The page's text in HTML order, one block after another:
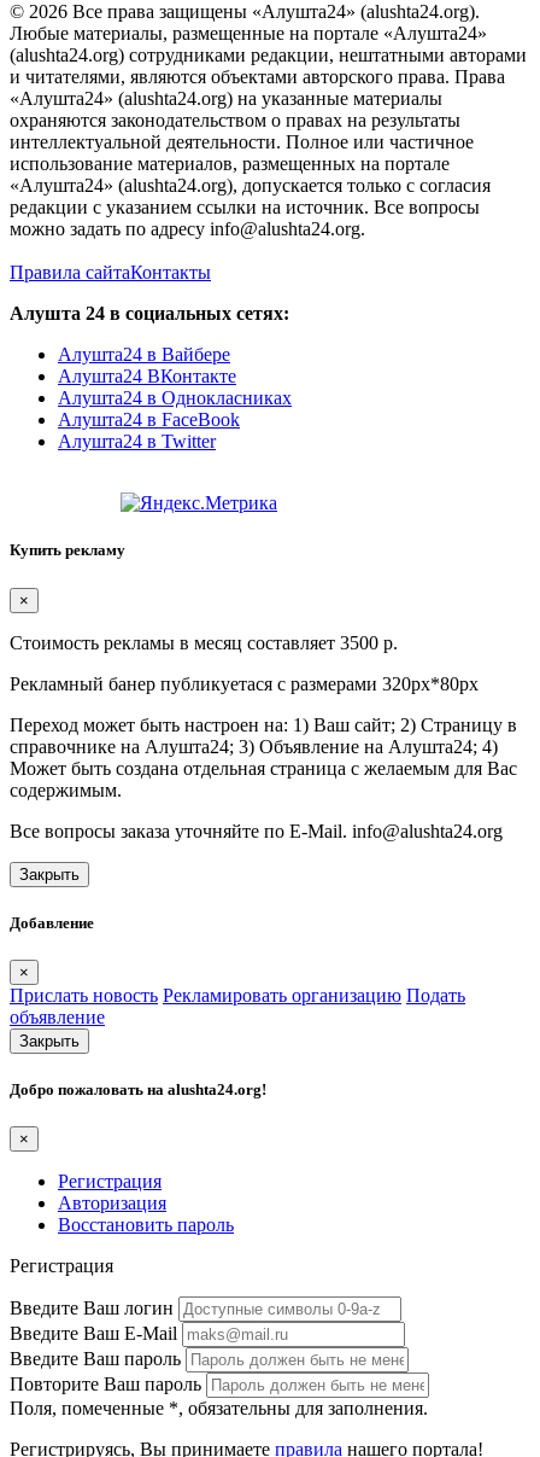
© 2026 Все права защищены «Алушта24» (alushta24.org).
Любые материалы, размещенные на портале «Алушта24»
(alushta24.org) сотрудниками редакции, нештатными авторами
и читателями, являются объектами авторского права. Права
«Алушта24» (alushta24.org) на указанные материалы
охраняются законодательством о правах на результаты
интеллектуальной деятельности. Полное или частичное
использование материалов, размещенных на портале
«Алушта24» (alushta24.org), допускается только с согласия
редакции с указанием ссылки на источник. Все вопросы
можно задать по адресу info@alushta24.org.
Правила сайтаКонтакты
Алушта 24 в социальных сетях:
Алушта24 в Вайбере
Алушта24 ВКонтакте
Алушта24 в Однокласниках
Алушта24 в FaceBook
Алушта24 в Twitter
Купить рекламу
×
Стоимость рекламы в месяц составляет 3500 р.
Рекламный банер публикуетася с размерами 320px*80px
Переход может быть настроен на: 1) Ваш сайт; 2) Страницу в
справочнике на Алушта24; 3) Объявление на Алушта24; 4)
Может быть создана отдельная страница с желаемым для Вас
содержимым.
Все вопросы заказа уточняйте по E-Mail. info@alushta24.org
Закрыть
Добавление
×
Прислать новость Рекламировать организацию Подать
объявление
Закрыть
Добро пожаловать на alushta24.org!
×
Регистрация
Авторизация
Восстановить пароль
Регистрация
Введите Ваш логин
Введите Ваш E-Mail
Введите Ваш пароль
Повторите Ваш пароль
Поля, помеченные *, обязательны для заполнения.
Регистрируясь, Вы принимаете правила нашего портала!